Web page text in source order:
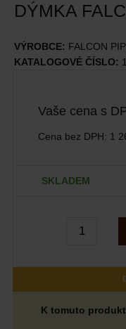
DÝMKA
VÝROBCE: FALCON
KATALOGOVÉ ČÍSLO:
Vaše cena s
Cena bez DPH: 1
SKLADEM
K tomuto